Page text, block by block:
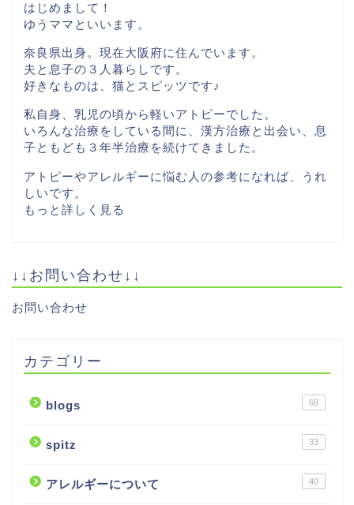
はじめまして！
ゆうママといいます。
奈良県出身。現在大阪府に住んでいます。
夫と息子の３人暮らしです。
好きなものは、猫とスピッツです♪
私自身、乳児の頃から軽いアトピーでした。
いろんな治療をしている間に、漢方治療と出会い、息
子ともども３年半治療を続けてきました。
アトピーやアレルギーに悩む人の参考になれば、うれ
しいです。
もっと詳しく見る
↓↓お問い合わせ↓↓
お問い合わせ
カテゴリー
blogs 68
spitz 33
アレルギーについて 40